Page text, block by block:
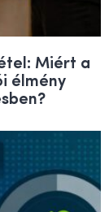
Miért a
élmény